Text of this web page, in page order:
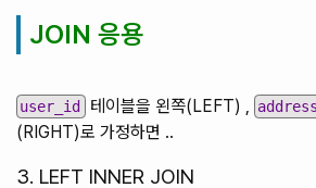
JOIN 응용
user_id 테이블을 왼쪽(LEFT) , address
(RIGHT)로 가정하면 ..
3. LEFT INNER JOIN